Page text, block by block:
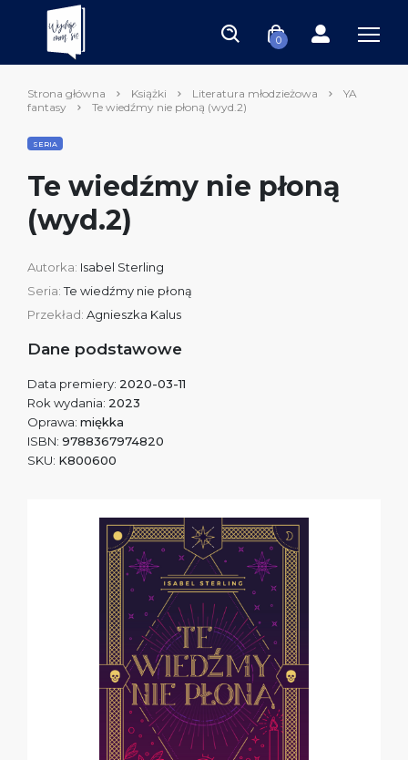
0
Strona główna Książki Literatura młodzieżowa
YA
fantasy
Te wiedźmy nie płoną (wyd.2)
SERIA
Te wiedźmy nie płoną
(wyd.2)
Autorka: Isabel Sterling
Seria:Te wiedźmy nie płoną
Przekład: Agnieszka Kalus
Dane podstawowe
Data premiery: 2020-03-11
Rok wydania: 2023
Oprawa: miękka
ISBN: 9788367974820
SKU: K800600